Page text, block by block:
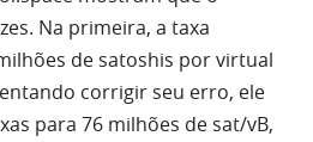
Na primeira, a taxa
de satoshis por virtual
corrigir seu erro, ele
para 76 milhões de sat/vB,